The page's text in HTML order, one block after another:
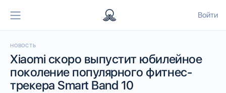
Войти
НОВОСТЬ
Xiaomi скоро выпустит юбилейное
поколение популярного фитнес-
трекера Smart Band 10